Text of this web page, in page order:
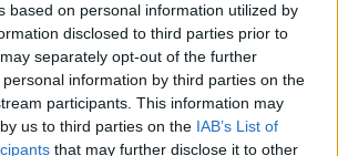
based on personal information utilized by
disclosed to third parties prior to
separately opt-out of the further
information by third parties on the
participants. This information may
us to third parties on the IAB’s List of
that may further disclose it to other